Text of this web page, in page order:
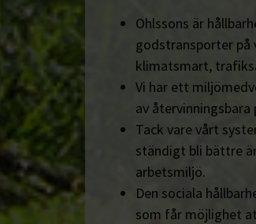
Ohlssons är
godstransporter på
klimatsmart,
Vi har ett
av återvinningsbara
Tack vare vårt
ständigt bli bättre
arbetsmiljö.
Den sociala
som får möjlighet